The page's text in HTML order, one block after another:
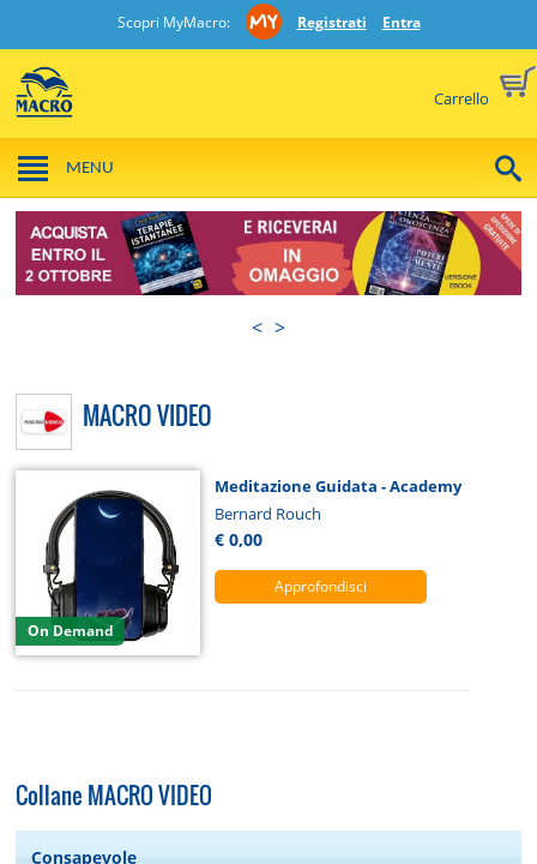
Scopri MyMacro: Registrati Entra
Carrello
MENU
< >
MACRO VIDEO
On Demand
Meditazione Guidata - Academy
Bernard Rouch
€ 0,00
Approfondisci
Collane MACRO VIDEO
Consapevole